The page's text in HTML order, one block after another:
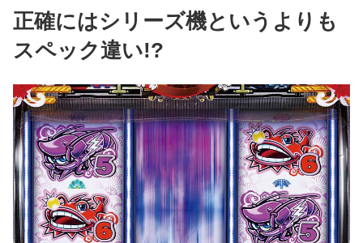
正確にはシリーズ機というよりも
スペック違い!?